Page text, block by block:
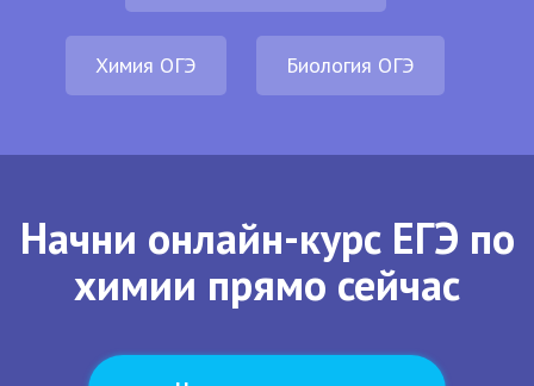
Химия ОГЭ Биология ОГЭ
Начни онлайн-курс ЕГЭ по
химии прямо сейчас